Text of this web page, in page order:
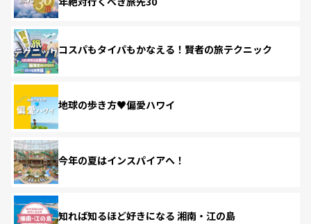
コスパもタイパもかなえる！賢者の旅テクニック
地球の歩き方♥偏愛ハワイ
今年の夏はインスパイアへ！
知れば知るほど好きになる 湘南・江の島